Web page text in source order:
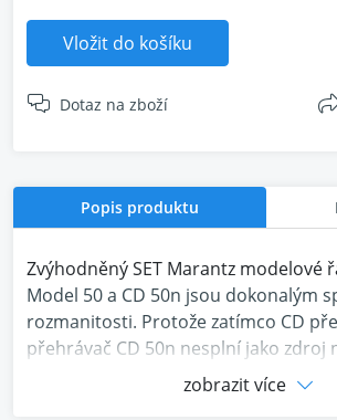
Vložit do košíku
Dotaz na zboží
Popis produktu
Zvýhodněný SET Marantz modelové
Model 50 a CD 50n jsou dokonalým
rozmanitosti. Protože zatímco CD
přehrávač CD 50n nesplní jako zdroj
jistotou zajistí optimální hudební
zobrazit více